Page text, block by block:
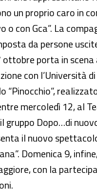
un proprio caro in
o con Gca”. La
da persone
ottobre porta in scena
con l’Università
“Pinocchio”,
mercoledì 12, al
gruppo Dopo…di
il nuovo
Domenica 9,
con la